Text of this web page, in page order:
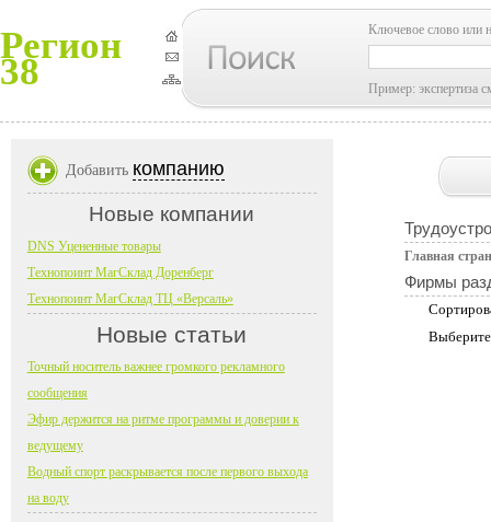
Регион
38
Ключевое слово или
Пример: экспертиза
Главная
Фирмы
Добавить компанию
Новые компании
DNS Уцененные товары
Технопоинт МагСклад Доренберг
Технопоинт МагСклад ТЦ «Версаль»
Новые статьи
Точный носитель важнее громкого рекламного
сообщения
Эфир держится на ритме программы и доверии к
ведущему
Водный спорт раскрывается после первого выхода
на воду